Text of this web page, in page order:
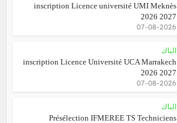
inscription Licence université UMI Meknès
2026 2027
07-08-2026
الباك
inscription Licence Université UCA Marrakech
2026 2027
07-08-2026
الباك
Présélection IFMEREE TS Techniciens